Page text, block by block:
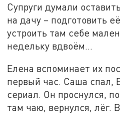
Супруги думали
на дачу – подготовить
устроить там себе
недельку вдвоём...
Елена вспоминает их
первый час. Саша спал,
сериал. Он проснулся,
там чаю, вернулся, лёг.